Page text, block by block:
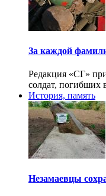
За каждой
Редакция «СГ»
солдат, погибших
История, память
Незамаевцы